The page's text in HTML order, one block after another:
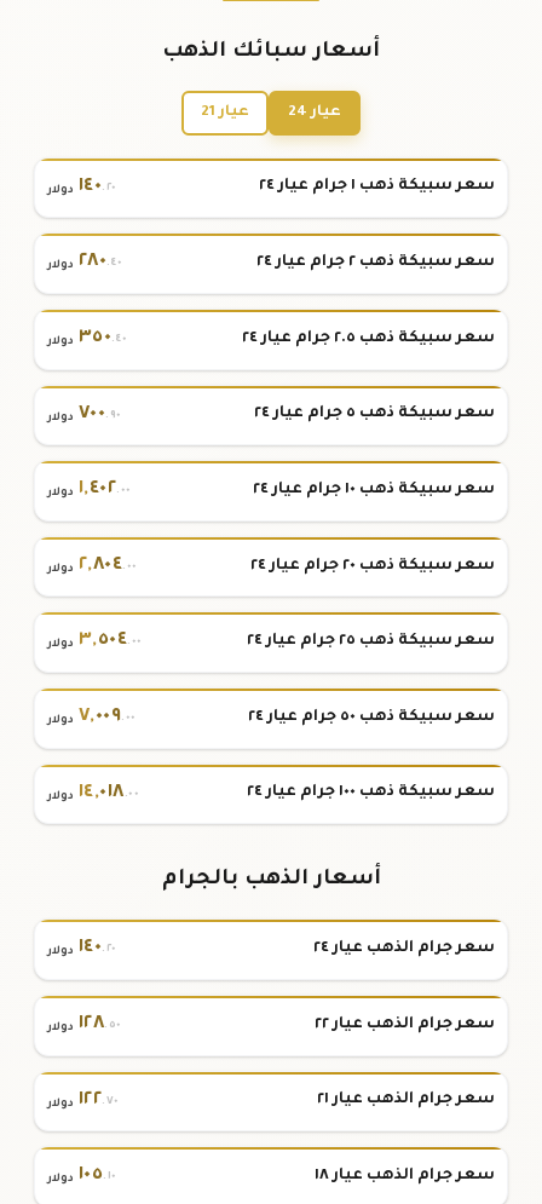
أسعار سبائك الذهب
عيار 24 عيار 21
سعر سبيكة ذهب ١ جرام عيار ٢٤ ١٤٠.٢٠ دولار
سعر سبيكة ذهب ٢ جرام عيار ٢٤ ٢٨٠.٤٠ دولار
سعر سبيكة ذهب ٢.٥ جرام عيار ٢٤ ٣٥٠.٤٠ دولار
سعر سبيكة ذهب ٥ جرام عيار ٢٤ ٧٠٠.٩٠ دولار
سعر سبيكة ذهب ١٠ جرام عيار ٢٤ ١,٤٠٢.٠٠ دولار
سعر سبيكة ذهب ٢٠ جرام عيار ٢٤ ٢,٨٠٤.٠٠ دولار
سعر سبيكة ذهب ٢٥ جرام عيار ٢٤ ٣,٥٠٤.٠٠ دولار
سعر سبيكة ذهب ٥٠ جرام عيار ٢٤ ٧,٠٠٩.٠٠ دولار
سعر سبيكة ذهب ١٠٠ جرام عيار ٢٤ ١٤,٠١٨.٠٠ دولار
أسعار الذهب بالجرام
سعر جرام الذهب عيار ٢٤ ١٤٠.٢٠ دولار
سعر جرام الذهب عيار ٢٢ ١٢٨.٥٠ دولار
سعر جرام الذهب عيار ٢١ ١٢٢.٧٠ دولار
سعر جرام الذهب عيار ١٨ ١٠٥.١٠ دولار